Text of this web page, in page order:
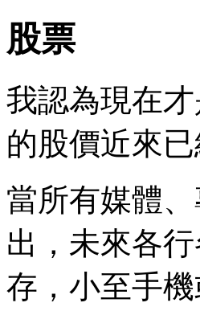
股票
我認為現在
的股價近來已
當所有媒體
出，未來各
存，小至手